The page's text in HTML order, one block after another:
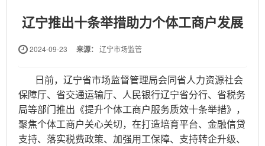
辽宁推出十条举措助力个体工商户发展
2024-09-23 来源： 辽宁市场监管
日前，辽宁省市场监督管理局会同省人力资源社会
保障厅、省交通运输厅、人民银行辽宁省分行、省税务
局等部门推出《提升个体工商户服务质效十条举措》，
聚焦个体工商户关心关切，在打造培育平台、金融信贷
支持、落实税费政策、加强用工保障、支持转企升级、